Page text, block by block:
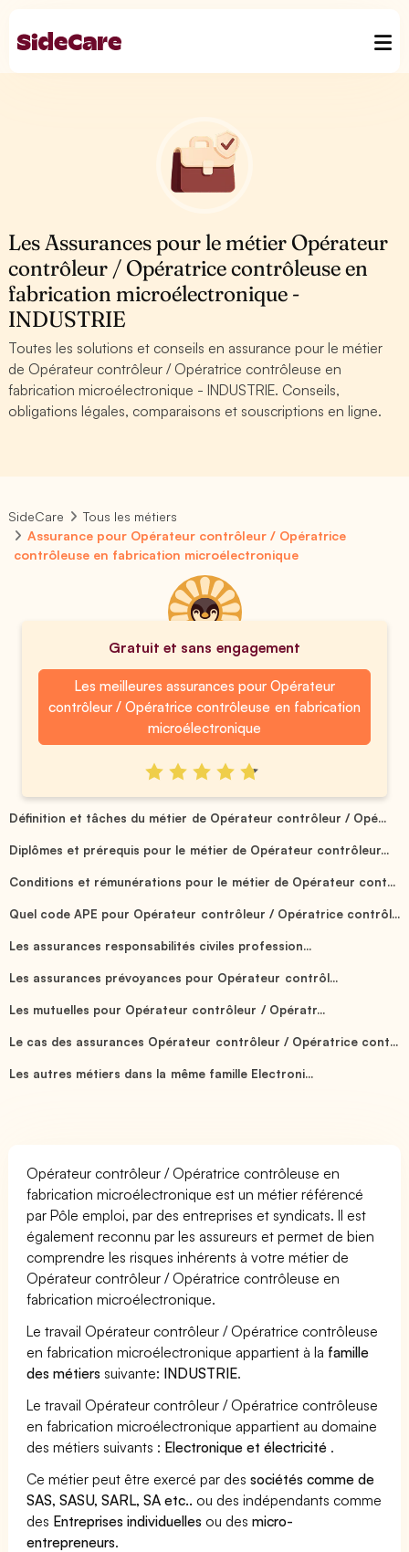
Les Assurances pour le métier Opérateur
contrôleur / Opératrice contrôleuse en
fabrication microélectronique -
INDUSTRIE
Toutes les solutions et conseils en assurance pour le métier
de Opérateur contrôleur / Opératrice contrôleuse en
fabrication microélectronique - INDUSTRIE. Conseils,
obligations légales, comparaisons et souscriptions en ligne.
SideCare
Tous les métiers
Assurance pour Opérateur contrôleur / Opératrice
contrôleuse en fabrication microélectronique
Gratuit et sans engagement
Les meilleures assurances pour Opérateur
contrôleur / Opératrice contrôleuse en fabrication
microélectronique
Définition et tâches du métier de Opérateur contrôleur / Opé...
Diplômes et prérequis pour le métier de Opérateur contrôleur...
Conditions et rémunérations pour le métier de Opérateur cont...
Quel code APE pour Opérateur contrôleur / Opératrice contrôl...
Les assurances responsabilités civiles profession...
Les assurances prévoyances pour Opérateur contrôl...
Les mutuelles pour Opérateur contrôleur / Opératr...
Le cas des assurances Opérateur contrôleur / Opératrice cont...
Les autres métiers dans la même famille Electroni...
Opérateur contrôleur / Opératrice contrôleuse en
fabrication microélectronique est un métier référencé
par Pôle emploi, par des entreprises et syndicats. Il est
également reconnu par les assureurs et permet de bien
comprendre les risques inhérents à votre métier de
Opérateur contrôleur / Opératrice contrôleuse en
fabrication microélectronique.
Le travail Opérateur contrôleur / Opératrice contrôleuse
en fabrication microélectronique appartient à la famille
des métiers suivante: INDUSTRIE.
Le travail Opérateur contrôleur / Opératrice contrôleuse
en fabrication microélectronique appartient au domaine
des métiers suivants : Electronique et électricité .
Ce métier peut être exercé par dessociétés comme de
SAS, SASU, SARL, SA etc.. ou des indépendants comme
des Entreprises individuelles ou desmicro-
entrepreneurs.